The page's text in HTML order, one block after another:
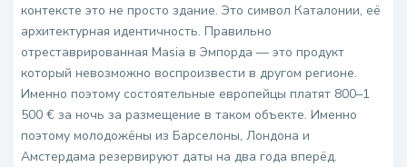
контексте это не просто здание. Это символ Каталонии, её
архитектурная идентичность. Правильно
отреставрированная Masia в Эмпорда — это продукт
который невозможно воспроизвести в другом регионе.
Именно поэтому состоятельные европейцы платят 800–1
500 € за ночь за размещение в таком объекте. Именно
поэтому молодожёны из Барселоны, Лондона и
Амстердама резервируют даты на два года вперёд.